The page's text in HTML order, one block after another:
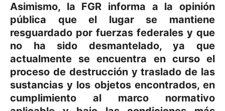
Asimismo, la FGR informa a la opinión
pública que el lugar se mantiene
resguardado por fuerzas federales y que
no ha sido desmantelado, ya que
actualmente se encuentra en curso el
proceso de destrucción y traslado de las
sustancias y los objetos encontrados, en
cumplimiento al marco normativo